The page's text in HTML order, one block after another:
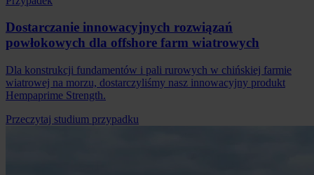
Dostarczanie innowacyjnych rozwiązań
powłokowych dla offshore farm wiatrowych
Dla konstrukcji fundamentów i pali rurowych w chińskiej farmie
wiatrowej na morzu, dostarczyliśmy nasz innowacyjny produkt
Hempaprime Strength.
Przeczytaj studium przypadku